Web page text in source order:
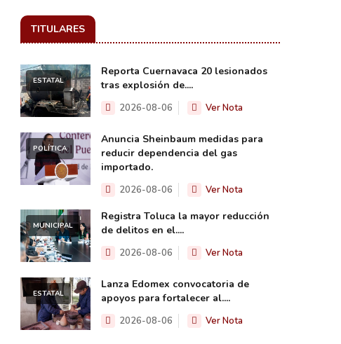
TITULARES
ESTATAL
Reporta Cuernavaca 20 lesionados
tras explosión de....
2026-08-06 Ver Nota
POLÍTICA
Anuncia Sheinbaum medidas para
reducir dependencia del gas
importado.
2026-08-06 Ver Nota
MUNICIPAL
Registra Toluca la mayor reducción
de delitos en el....
2026-08-06 Ver Nota
ESTATAL
Lanza Edomex convocatoria de
apoyos para fortalecer al....
2026-08-06 Ver Nota